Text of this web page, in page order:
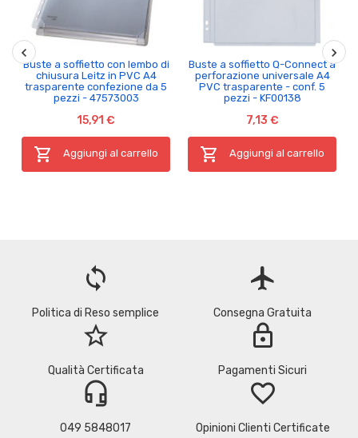
Buste a soffietto con lembo di
chiusura Leitz in PVC A4
trasparente confezione da 5
pezzi - 47573003
15,91 €
 Aggiungi al carrello
Buste a soffietto Q-Connect a
perforazione universale A4
PVC trasparente - conf. 5
pezzi - KF00138
7,13 €
 Aggiungi al carrello
loop
Politica di Reso semplice
flight
Consegna Gratuita
star_border
Qualità Certificata
lock
Pagamenti Sicuri
headset_mic
049 5848017
favorite_border
Opinioni Clienti Certificate